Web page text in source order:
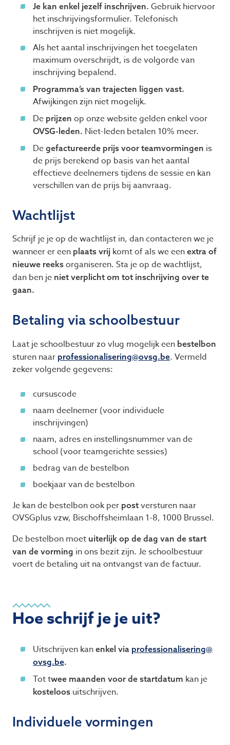
Je kan enkel jezelf inschrijven. Gebruik hiervoor
het inschrijvingsformulier. Telefonisch
inschrijven is niet mogelijk.
Als het aantal inschrijvingen het toegelaten
maximum overschrijdt, is de volgorde van
inschrijving bepalend.
Programma’s van trajecten liggen vast.
Afwijkingen zijn niet mogelijk.
De prijzen op onze website gelden enkel voor
OVSG-leden. Niet-leden betalen 10% meer.
De gefactureerde prijs voor teamvormingen is
de prijs berekend op basis van het aantal
effectieve deelnemers tijdens de sessie en kan
verschillen van de prijs bij aanvraag.
Wachtlijst
Schrijf je je op de wachtlijst in, dan contacteren we je
wanneer er een plaats vrij komt of als we een extra of
nieuwe reeks organiseren. Sta je op de wachtlijst,
dan ben je niet verplicht om tot inschrijving over te
gaan.
Betaling via schoolbestuur
Laat je schoolbestuur zo vlug mogelijk een bestelbon
sturen naar professionalisering@​ovsg.​be. Vermeld
zeker volgende gegevens:
cursuscode
naam deelnemer (voor individuele
inschrijvingen)
naam, adres en instellingsnummer van de
school (voor teamgerichte sessies)
bedrag van de bestelbon
boekjaar van de bestelbon
Je kan de bestelbon ook per post versturen naar
OVSGplus vzw, Bischoffsheimlaan 1-8, 1000 Brussel.
De bestelbon moet uiterlijk op de dag van de start
van de vorming in ons bezit zijn. Je schoolbestuur
voert de betaling uit na ontvangst van de factuur.
Hoe schrijf je je uit?
Uitschrijven kan enkel via professionalisering@​
ovsg.​be.
Tot twee maanden voor de startdatum kan je
kosteloos uitschrijven.
Individuele vormingen